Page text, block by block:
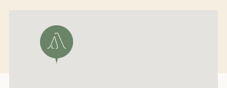
WELLNESS: Stand up Paddle.
Wellness Program